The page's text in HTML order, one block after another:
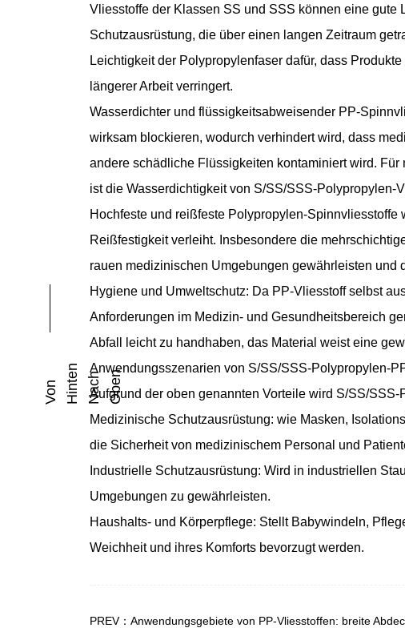
Vliesstoffe der Klassen SS und SSS können eine
Schutzausrüstung, die über einen langen Zeitraum
Leichtigkeit der Polypropylenfaser dafür, dass
längerer Arbeit verringert.
Wasserdichter und flüssigkeitsabweisender PP-
wirksam blockieren, wodurch verhindert wird, dass
andere schädliche Flüssigkeiten kontaminiert wird.
ist die Wasserdichtigkeit von S/SS/SSS-Polypropylen-
Hochfeste und reißfeste Polypropylen-
Reißfestigkeit verleiht. Insbesondere die
rauen medizinischen Umgebungen gewährleisten und
Hygiene und Umweltschutz: Da PP-Vliesstoff selbst
Anforderungen im Medizin- und Gesundheitsbereich
Abfall leicht zu handhaben, das Material weist eine
Anwendungsszenarien von S/SS/SSS-Polypropylen-
Aufgrund der oben genannten Vorteile wird S/SS/
Medizinische Schutzausrüstung: wie Masken,
die Sicherheit von medizinischem Personal und
Industrielle Schutzausrüstung: Wird in industriellen
Umgebungen zu gewährleisten.
Haushalts- und Körperpflege: Stellt Babywindeln,
Weichheit und ihres Komforts bevorzugt werden.
PREV：Anwendungsgebiete von PP-Vliesstoffen: breite
V
O
N
H
I
N
T E
N
N
A
C H
O
B
E N